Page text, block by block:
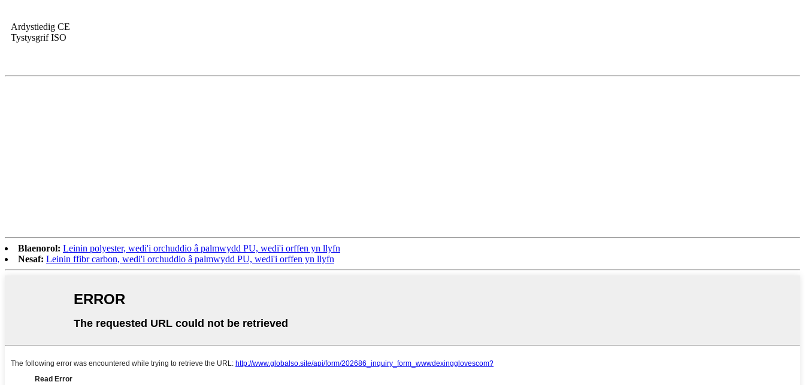
Ardystiedig CE
Tystysgrif ISO
Blaenorol: Leinin polyester, wedi'i orchuddio â palmwydd PU, wedi'i orffen yn llyfn
Nesaf: Leinin ffibr carbon, wedi'i orchuddio â palmwydd PU, wedi'i orffen yn llyfn